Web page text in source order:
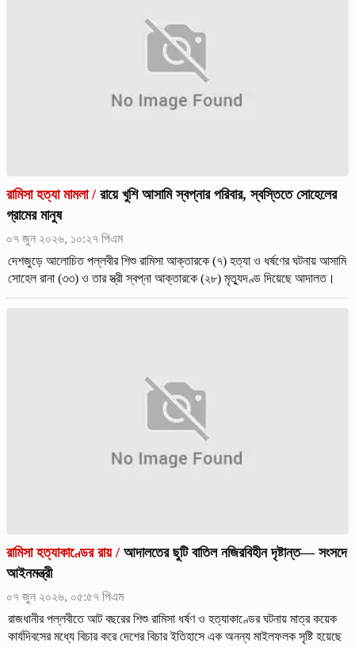
রামিসা হত্যা মামলা/ রায়ে খুশি আসামি স্বপ্নার পরিবার, স্বস্তিতে সোহেলের
গ্রামের মানুষ
০৭ জুন ২০২৬, ১০:২৭ পিএম
দেশজুড়ে আলোচিত পল্লবীর শিশু রামিসা আক্তারকে (৭) হত্যা ও ধর্ষণের ঘটনায় আসামি
সোহেল রানা (৩৩) ও তার স্ত্রী স্বপ্না আক্তারকে (২৮) মৃত্যুদণ্ড দিয়েছে আদালত।
রামিসা হত্যাকাণ্ডের রায়/ আদালতের ছুটি বাতিল নজিরবিহীন দৃষ্টান্ত— সংসদে
আইনমন্ত্রী
০৭ জুন ২০২৬, ০৫:৫৭ পিএম
রাজধানীর পল্লবীতে আট বছরের শিশু রামিসা ধর্ষণ ও হত্যাকাণ্ডের ঘটনায় মাত্র কয়েক
কার্যদিবসের মধ্যে বিচার করে দেশের বিচার ইতিহাসে এক অনন্য মাইলফলক সৃষ্টি হয়েছে